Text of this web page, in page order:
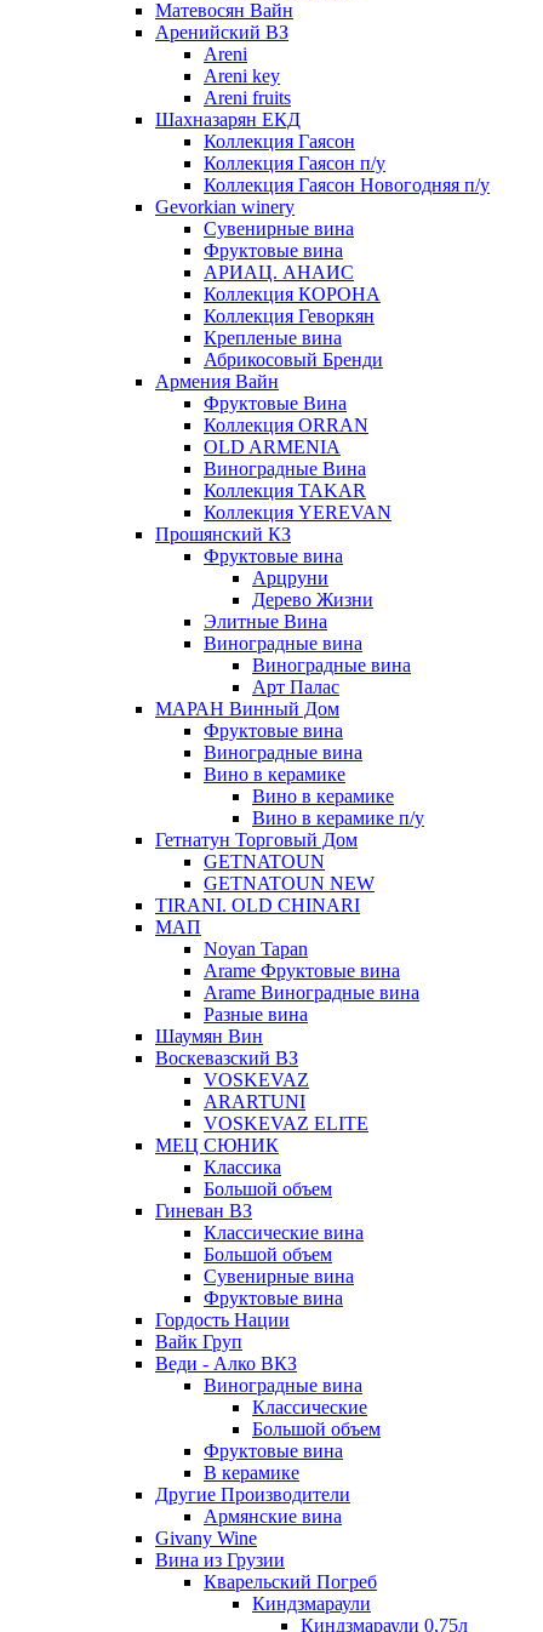
Матевосян Вайн
Аренийский ВЗ
Areni
Areni key
Areni fruits
Шахназарян ЕКД
Коллекция Гаясон
Коллекция Гаясон п/у
Коллекция Гаясон Новогодняя п/у
Gevorkian winery
Сувенирные вина
Фруктовые вина
АРИАЦ. АНАИС
Коллекция КОРОНА
Коллекция Геворкян
Крепленые вина
Абрикосовый Бренди
Армения Вайн
Фруктовые Вина
Коллекция ORRAN
OLD ARMENIA
Виноградные Вина
Коллекция TAKAR
Коллекция YEREVAN
Прошянский КЗ
Фруктовые вина
Арцруни
Дерево Жизни
Элитные Вина
Виноградные вина
Виноградные вина
Арт Палас
МАРАН Винный Дом
Фруктовые вина
Виноградные вина
Вино в керамике
Вино в керамике
Вино в керамике п/у
Гетнатун Торговый Дом
GETNATOUN
GETNATOUN NEW
TIRANI. OLD CHINARI
МАП
Noyan Tapan
Arame Фруктовые вина
Arame Виноградные вина
Разные вина
Шаумян Вин
Воскевазский ВЗ
VOSKEVAZ
ARARTUNI
VOSKEVAZ ELITE
МЕЦ СЮНИК
Классика
Большой объем
Гиневан ВЗ
Классические вина
Большой объем
Сувенирные вина
Фруктовые вина
Гордость Нации
Вайк Груп
Веди - Алко ВКЗ
Виноградные вина
Классические
Большой объем
Фруктовые вина
В керамике
Другие Производители
Армянские вина
Givany Wine
Вина из Грузии
Кварельский Погреб
Киндзмараули
Киндзмараули 0,75л